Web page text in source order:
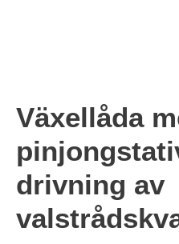
Växellåda
drivning av